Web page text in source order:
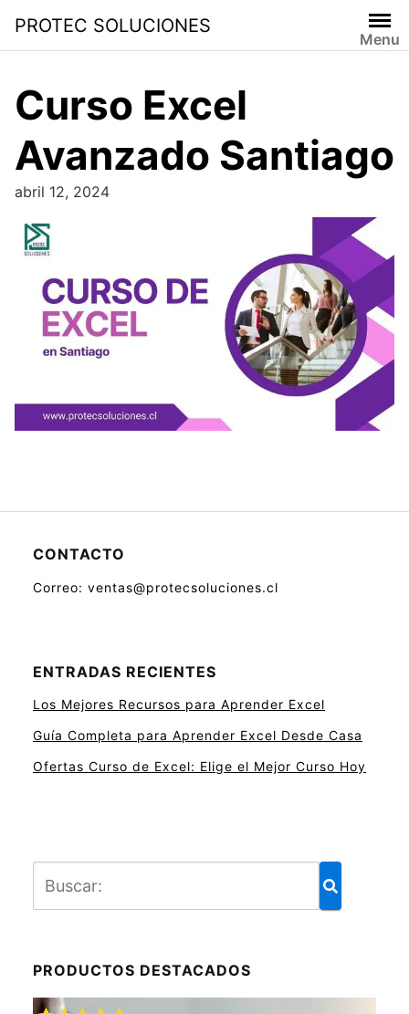
PROTEC SOLUCIONES
Menu
Curso Excel
Avanzado Santiago
abril 12, 2024
CONTACTO
Correo: ventas@protecsoluciones.cl
ENTRADAS RECIENTES
Los Mejores Recursos para Aprender Excel
Guía Completa para Aprender Excel Desde Casa
Ofertas Curso de Excel: Elige el Mejor Curso Hoy
PRODUCTOS DESTACADOS